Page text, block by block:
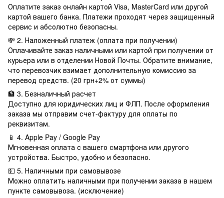
Оплатите заказ онлайн картой Visa, MasterCard или другой
картой вашего банка. Платежи проходят через защищенный
сервис и абсолютно безопасны.
💸 2. Наложенный платеж (оплата при получении)
Оплачивайте заказ наличными или картой при получении от
курьера или в отделении Новой Почты. Обратите внимание,
что перевозчик взимает дополнительную комиссию за
перевод средств. (20 грн+2% от суммы)
🏦 3. Безналичный расчет
Доступно для юридических лиц и ФЛП. После оформления
заказа мы отправим счет-фактуру для оплаты по
реквизитам.
📱 4. Apple Pay / Google Pay
Мгновенная оплата с вашего смартфона или другого
устройства. Быстро, удобно и безопасно.
💵 5. Наличными при самовывозе
Можно оплатить наличными при получении заказа в нашем
пункте самовывоза. (исключение)